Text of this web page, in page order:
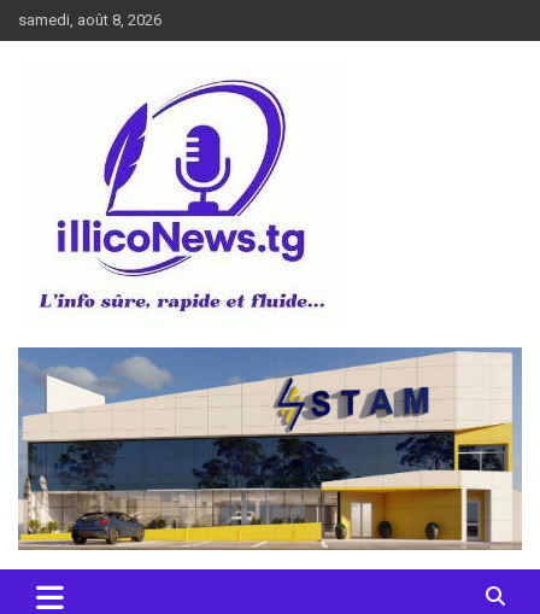
au
samedi, août 8, 2026
illiconews